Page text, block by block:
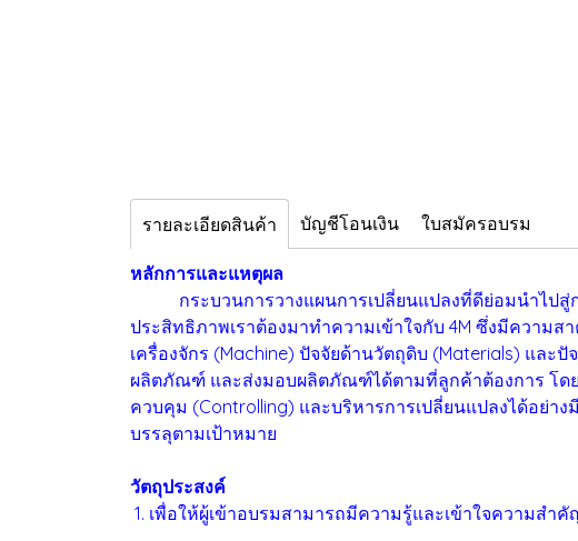
รายละเอียดสินค้า บัญชีโอนเงิน ใบสมัครอบรม
หลักการและแหตุผล
กระบวนการวางแผนการเปลี่ยนแปลงที่ดีย่อมนำไปสู่ก
ประสิทธิภาพเราต้องมาทำความเข้าใจกับ 4M ซึ่งมีความ
เครื่องจักร (Machine) ปัจจัยด้านวัตถุดิบ (Materials) แล
ผลิตภัณฑ์ และส่งมอบผลิตภัณฑ์ได้ตามที่ลูกค้าต้องการ โด
ควบคุม (Controlling) และบริหารการเปลี่ยนแปลงได้อย่า
บรรลุตามเป้าหมาย
วัตถุประสงค์
1. เพื่อให้ผู้เข้าอบรมสามารถมีความรู้และเข้าใจความสำ